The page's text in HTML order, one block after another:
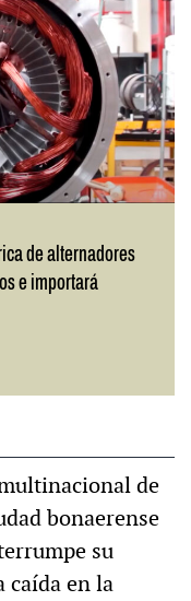
de alternadores
e importará
de
bonaerense
su
caída en la